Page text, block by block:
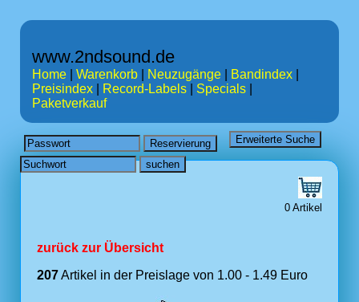
www.2ndsound.de
Home Warenkorb Neuzugänge Bandindex
Preisindex
Record-Labels Specials
Paketverkauf
0 Artikel
zurück zur Übersicht
207Artikel in der Preislage von 1.00 - 1.49 Euro